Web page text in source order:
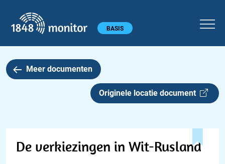
Hoofdmenu BASIS
Meer documenten
Originele locatie document
De verkiezingen in Wit-Rusland